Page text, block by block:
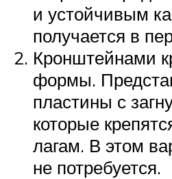
и устойчивым
получается в
Кронштейнами
формы.
пластины с
которые
лагам. В этом
не потребуется.